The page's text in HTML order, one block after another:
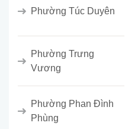
Phường Túc Duyên
Phường Trưng
Vương
Phường Phan Đình
Phùng